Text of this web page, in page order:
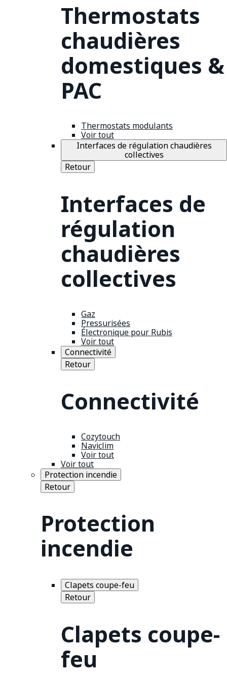
Thermostats
chaudières
domestiques &
PAC
Thermostats modulants
Voir tout
Interfaces de régulation chaudières
collectives
Retour
Interfaces de
régulation
chaudières
collectives
Gaz
Pressurisées
Électronique pour Rubis
Voir tout
Connectivité
Retour
Connectivité
Cozytouch
Naviclim
Voir tout
Voir tout
Protection incendie
Retour
Protection
incendie
Clapets coupe-feu
Retour
Clapets coupe-
feu